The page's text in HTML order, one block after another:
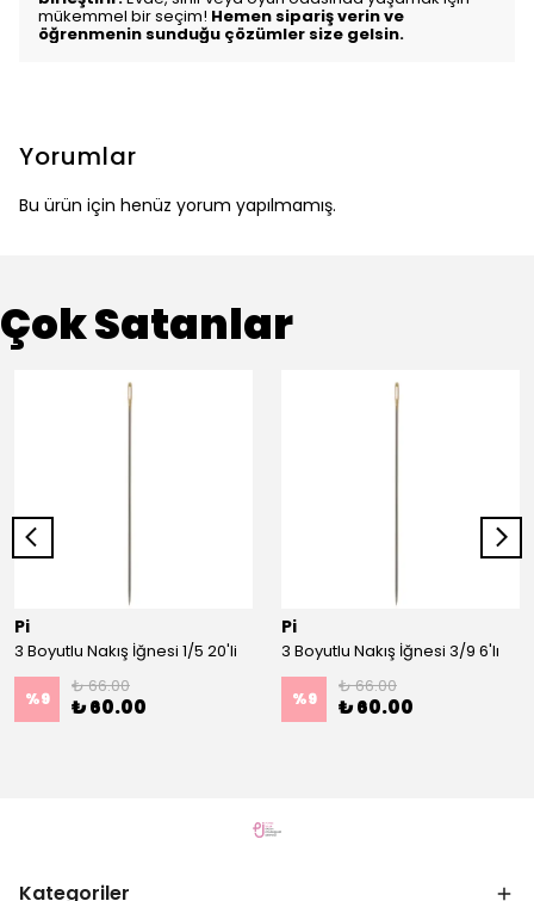
mükemmel bir seçim! Hemen sipariş verin ve
öğrenmenin sunduğu çözümler size gelsin.
Yorumlar
Bu ürün için henüz yorum yapılmamış.
Çok Satanlar
Pi
3 Boyutlu Nakış İğnesi 1/5 20'li
%9
₺ 66.00
₺ 60.00
Pi
3 Boyutlu Nakış İğnesi 3/9 6'lı
%9
₺ 66.00
₺ 60.00
Kategoriler